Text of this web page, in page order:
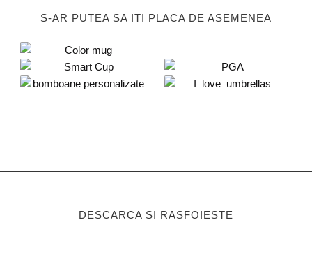
S-AR PUTEA SA ITI PLACA DE ASEMENEA
DESCARCA SI RASFOIESTE